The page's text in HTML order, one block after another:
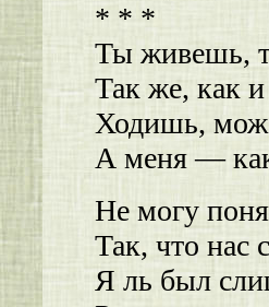
* * *
Ты живешь,
Так же, как
Ходишь,
А меня —
Не могу
Так, что нас
Я ль был